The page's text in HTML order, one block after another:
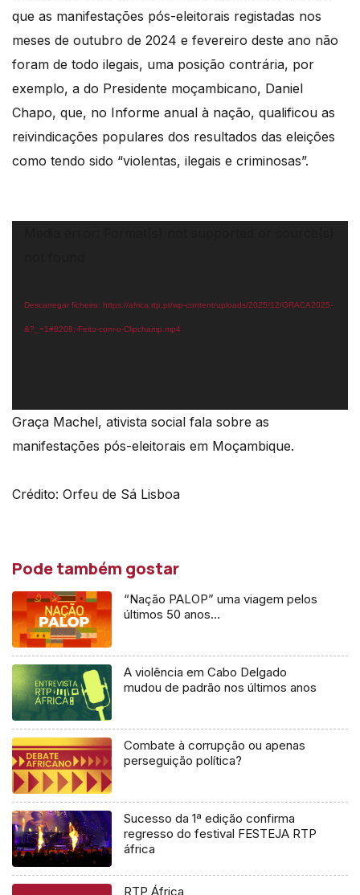
que as manifestações pós-eleitorais registadas nos
meses de outubro de 2024 e fevereiro deste ano não
foram de todo ilegais, uma posição contrária, por
exemplo, a do Presidente moçambicano, Daniel
Chapo, que, no Informe anual à nação, qualificou as
reivindicações populares dos resultados das eleições
como tendo sido “violentas, ilegais e criminosas”.
Descarregar ficheiro: https://africa.rtp.pt/wp-content/uploads/2025/12/GRACA2025-
&?_=1#8208;-Feito-com-o-Clipchamp.mp4
Graça Machel, ativista social fala sobre as
manifestações pós-eleitorais em Moçambique.
Crédito: Orfeu de Sá Lisboa
Pode também gostar
“Nação PALOP” uma viagem pelos
últimos 50 anos…
A violência em Cabo Delgado
mudou de padrão nos últimos anos
Combate à corrupção ou apenas
perseguição política?
Sucesso da 1ª edição confirma
regresso do festival FESTEJA RTP
áfrica
RTP África